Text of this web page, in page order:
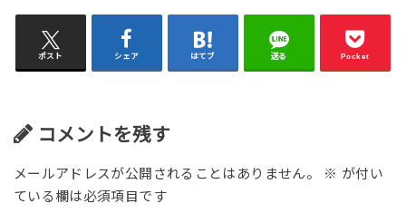
ポスト シェア はてブ 送る Pocket
コメントを残す
メールアドレスが公開されることはありません。 ※ が付い
ている欄は必須項目です